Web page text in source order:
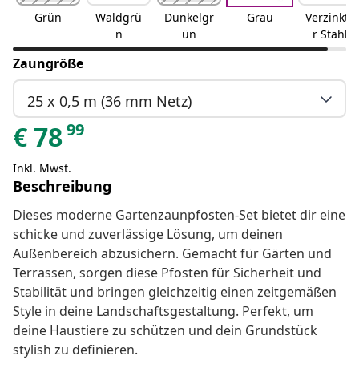
Grün
Waldgrü
n
Dunkelgr
ün
Grau
Verzinkte
r Stahl
Zaungröße
25 x 0,5 m (36 mm Netz)
€7899
Inkl. Mwst.
Beschreibung
Dieses moderne Gartenzaunpfosten-Set bietet dir eine
schicke und zuverlässige Lösung, um deinen
Außenbereich abzusichern. Gemacht für Gärten und
Terrassen, sorgen diese Pfosten für Sicherheit und
Stabilität und bringen gleichzeitig einen zeitgemäßen
Style in deine Landschaftsgestaltung. Perfekt, um
deine Haustiere zu schützen und dein Grundstück
stylish zu definieren.